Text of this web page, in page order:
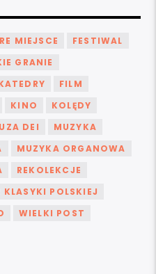
MIEJSCE
FESTIWAL
GRANIE
FILM
KINO
KOLĘDY
DEI
MUZYKA
MUZYKA ORGANOWA
REKOLEKCJE
KLASYKI POLSKIEJ
WIELKI POST